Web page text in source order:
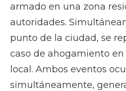
armado en una zona
autoridades.
punto de la ciudad, se
caso de ahogamiento
local. Ambos eventos
simultáneamente,